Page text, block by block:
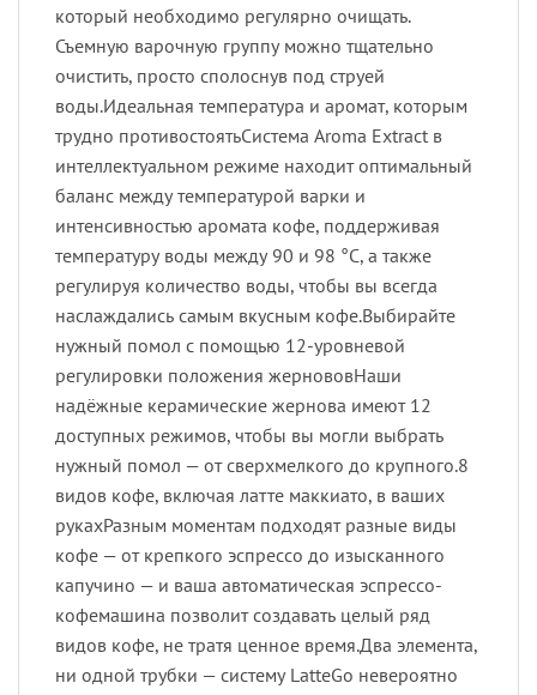
который необходимо регулярно очищать.
Съемную варочную группу можно тщательно
очистить, просто сполоснув под струей
воды.Идеальная температура и аромат, которым
трудно противостоятьСистема Aroma Extract в
интеллектуальном режиме находит оптимальный
баланс между температурой варки и
интенсивностью аромата кофе, поддерживая
температуру воды между 90 и 98 °C, а также
регулируя количество воды, чтобы вы всегда
наслаждались самым вкусным кофе.Выбирайте
нужный помол с помощью 12-уровневой
регулировки положения жернововНаши
надёжные керамические жернова имеют 12
доступных режимов, чтобы вы могли выбрать
нужный помол — от сверхмелкого до крупного.8
видов кофе, включая латте маккиато, в ваших
рукахРазным моментам подходят разные виды
кофе — от крепкого эспрессо до изысканного
капучино — и ваша автоматическая эспрессо-
кофемашина позволит создавать целый ряд
видов кофе, не тратя ценное время.Два элемента,
ни одной трубки — систему LatteGo невероятно